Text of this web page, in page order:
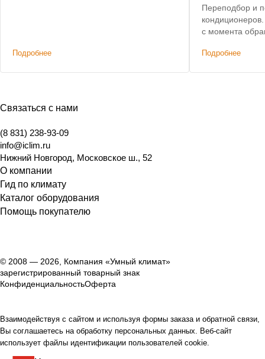
Подробнее
Переподбор и
кондиционеров. Срок исполнения: 3
с момента
Подробнее
Связаться с нами
(8 831) 238-93-09
info@iclim.ru
Нижний Новгород, Московское ш., 52
О компании
Гид по климату
Каталог оборудования
Помощь покупателю
© 2008 — 2026, Компания «Умный климат»
зарегистрированный товарный знак
КонфиденциальностьОферта
Взаимодействуя с сайтом и используя формы заказа и обратной связи,
Вы соглашаетесь на обработку персональных данных. Веб-сайт
использует файлы идентификации пользователей cookie.